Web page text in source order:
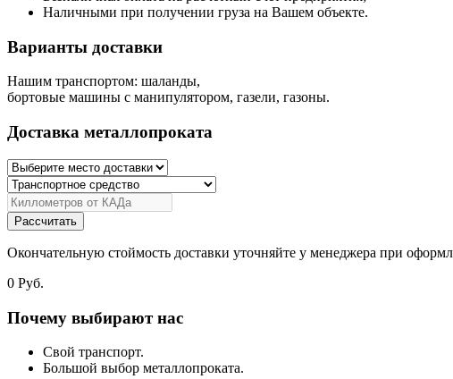
Наличными при получении груза на Вашем объекте.
Варианты доставки
Нашим транспортом: шаланды,
бортовые машины с манипулятором, газели, газоны.
Доставка металлопроката
Рассчитать
Окончательную стоймость доставки уточняйте у менеджера при
0 Руб.
Почему выбирают нас
Свой транспорт.
Большой выбор металлопроката.